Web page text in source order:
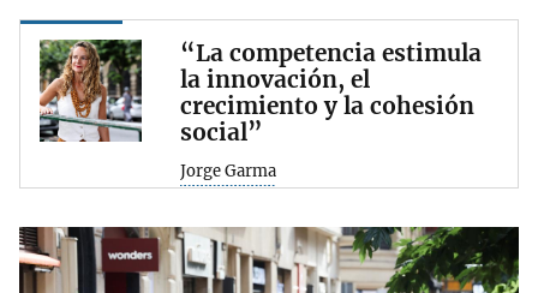
“La competencia estimula
la innovación, el
crecimiento y la cohesión
social”
Jorge Garma